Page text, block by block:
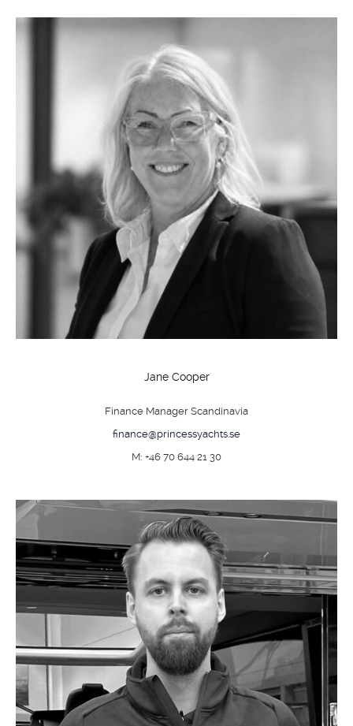
Jane Cooper
Finance Manager Scandinavia
finance@princessyachts.se
M: +46 70 644 21 30
MARINOR
TJANSTER
NYHETER
EVENT
DESIGN STUDIO
TILL SALU
SHOP
KONTAKT